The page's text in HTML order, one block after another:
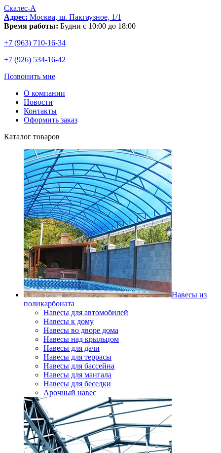
Скалес-А
Адрес: Москва, ш. Пакгаузное, 1/1
Время работы: Будни с 10:00 до 18:00
+7 (963) 710-16-34
+7 (926) 534-16-42
Позвонить мне
О компании
Новости
Контакты
Оформить заказ
Каталог товаров
Навесы из
поликарбоната
Навесы для автомобилей
Навесы к дому
Навесы во дворе дома
Навесы над крыльцом
Навесы для дачи
Навесы для террасы
Навесы для бассейна
Навесы для мангала
Навесы для беседки
Арочный навес